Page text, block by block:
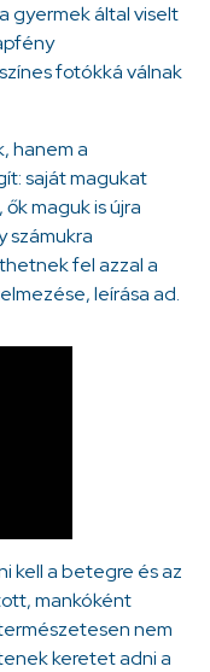
gyermek által viselt
fotókká válnak
hanem a
saját magukat
maguk is újra
számukra
fel azzal a
leírása ad.
kell a betegre és az
mankóként
nem
keretet adni a